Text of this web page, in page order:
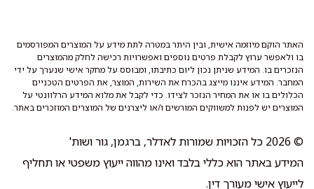
האתר הוקם מיוזמה אישית, ובין היתר במטרה לתת מידע על המוצרים המפורסמים
בו ולאפשר ערוץ לקבלת פרטים נוספים ואפשרויות רכישה לחלק מהמוצרים
הנזכרים בו. המידע שניתן נכון ליום כתיבתו, ומבוסס על מחקר אישי שנערך על ידי
המחבר. המידע איננו מייצג בהכרח את השירות, המוצר, את הפרטים הטכניים
הכלולים בו או את המחיר הנזכר לצידו. כדי לקבל את מלוא המידע הרלוונטי על
המוצרים יש לפנות למשווקים המורשים ו/או ליצרנים של המוצרים המוזכרים באתר.
© 2026 כל הזכויות שמורות לאדלר, ברגמן, גור ושות'
המידע באתר הוא כללי בלבד ואינו מהווה ייעוץ משפטי או תחליף
לייעוץ אישי מעורך דין.